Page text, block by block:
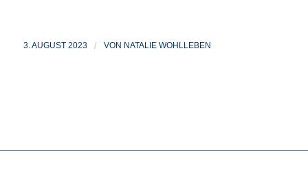
3. AUGUST 2023 / VON NATALIE WOHLLEBEN